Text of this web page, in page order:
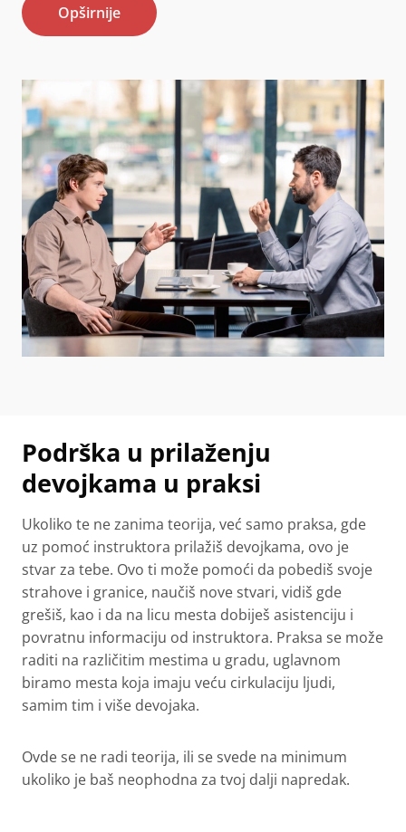
Opširnije
Podrška u prilaženju
devojkama u praksi
Ukoliko te ne zanima teorija, već samo praksa, gde
uz pomoć instruktora prilažiš devojkama, ovo je
stvar za tebe. Ovo ti može pomoći da pobediš svoje
strahove i granice, naučiš nove stvari, vidiš gde
grešiš, kao i da na licu mesta dobiješ asistenciju i
povratnu informaciju od instruktora. Praksa se može
raditi na različitim mestima u gradu, uglavnom
biramo mesta koja imaju veću cirkulaciju ljudi,
samim tim i više devojaka.
Ovde se ne radi teorija, ili se svede na minimum
ukoliko je baš neophodna za tvoj dalji napredak.